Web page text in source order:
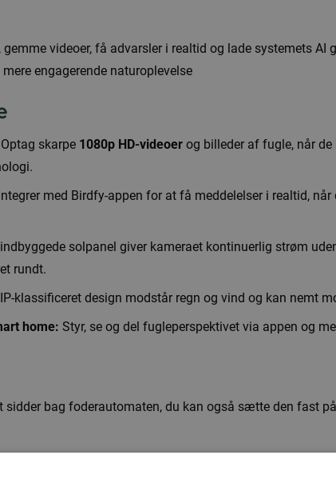
videoer, få advarsler i realtid og lade systemets AI
engagerende naturoplevelse
Optag skarpe 1080p HD-videoer og billeder af fugle, når
med Birdfy-appen for at få meddelelser i realtid,
solpanel giver kameraet kontinuerlig strøm
rundt.
IP-klassificeret design modstår regn og vind og kan nemt
home: Styr, se og del fugleperspektivet via appen og
bag foderautomaten, du kan også sætte den fast